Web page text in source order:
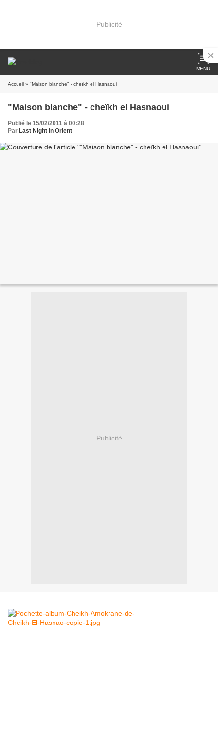
Publicité
MENU
Accueil » "Maison blanche" - cheïkh el Hasnaoui
"Maison blanche" - cheïkh el Hasnaoui
Publié le 15/02/2011 à 00:28
Par Last Night in Orient
Publicité